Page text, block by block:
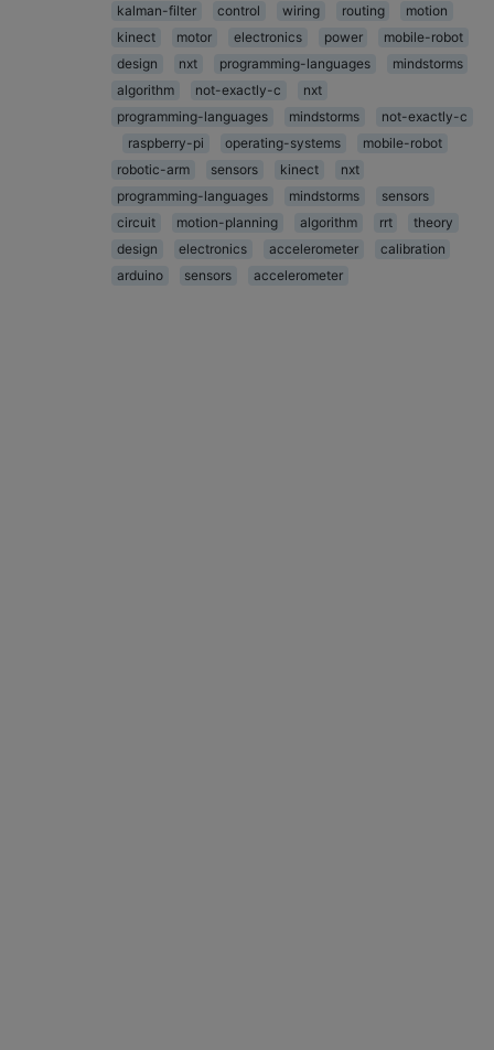
kalman-filter
control wiring routing
motion
kinect
motor electronics power
mobile-robot
design
nxt programming-languages
mindstorms
algorithm
not-exactly-c
nxt
programming-languages
mindstorms
not-exactly-c
raspberry-pi
operating-systems
mobile-robot
robotic-arm
sensors kinect
nxt
programming-languages
mindstorms
sensors
circuit
motion-planning algorithm rrt
theory
design
electronics accelerometer
calibration
arduino
sensors accelerometer